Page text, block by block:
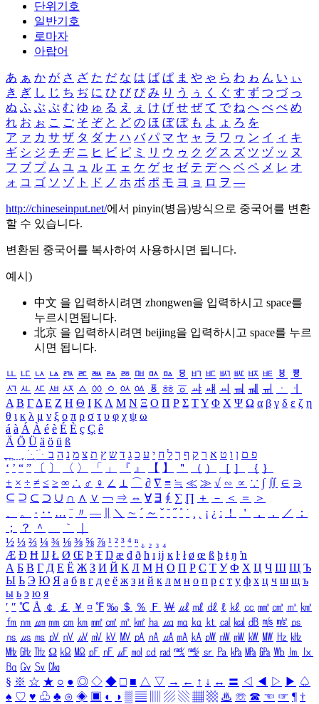
단위기호
일반기호
로마자
아랍어
あ ぁ か が さ ざ た だ な は ば ぱ ま や ゃ ら わ ゎ ん い ぃ
き ぎ し じ ち ぢ に ひ び ぴ み り う ぅ く ぐ す ず つ づ っ
ぬ ふ ぶ ぷ む ゆ ゅ る え ぇ け げ せ ぜ て で ね へ べ ぺ め
れ お ぉ こ ご そ ぞ と ど の ほ ぼ ぽ も よ ょ ろ を
ア ァ カ サ ザ タ ダ ナ ハ バ パ マ ヤ ャ ラ ワ ヮ ン イ ィ キ
ギ シ ジ チ ヂ ニ ヒ ビ ピ ミ リ ウ ゥ ク グ ス ズ ツ ヅ ッ ヌ
フ ブ プ ム ユ ュ ル エ ェ ケ ゲ セ ゼ テ デ ヘ ベ ペ メ レ オ
ォ コ ゴ ソ ゾ ト ド ノ ホ ボ ポ モ ヨ ョ ロ ヲ ―
http://chineseinput.net/에서 pinyin(병음)방식으로 중국어를 변환
할 수 있습니다.
변환된 중국어를 복사하여 사용하시면 됩니다.
예시)
中文 을 입력하시려면 zhongwen을 입력하시고 space를
누르시면됩니다.
北京 을 입력하시려면 beijing을 입력하시고 space를 누르
시면 됩니다.
ㅥ ㅦ ㅧ ㅨ ㅩ ㅪ ㅫ ㅬ ㅭ ㅮ ㅯ ㅰ ㅱ ㅲ ㅳ ㅴ ㅵ ㅶ ㅷ ㅸ
ㅹ
ㅺ ㅻ ㅼ ㅽ ㅾ ㅿ ㆀ ㆁ ㆂ ㆃ ㆄ ㆅ ㆆ ㆇ ㆈ ㆉ ㆊ ㆋ ㆌ ㆍ
ㆎ
Α Β ΓΔ Ε Ζ Η Θ Ι ΚΛ Μ Ν Ξ Ο Π Ρ Σ ΤΥ Φ Χ Ψ Ω α β γ δ ε ζ η
θ ι κ λ μ ν ξ ο π ρ σ τ υ φ χ ψ ω
á à Á À é è É È ç Ç ê
Ä Ö Ü ä ö ü ß
ִֶֹ ֻּ ׁׂ פ ם ן ו ט א ר ק ף ך ל ח י ע כ ג ד ש ץ ת צ מ נ ה ב
‘ ’ “ ” 〔 〕 〈 〉 「 」 『 』 【 】 ＂ （ ） ［ ］ ｛ ｝
± × ÷ ≠ ≤ ≥ ∞ ∴ ♂ ♀ ∠ ⊥ ⌒ ∂ ∇ ≡ ≒ ≪ ≫ √ ∽ ∝ ∵ ∫ ∬ ∈ ∋
⊆ ⊇ ⊂ ⊃ ∪ ∩ ∧ ∨ ￢ ⇒ ⇔ ∀ ∃ ∮ ∑ ∏ ＋ － ＜ ＝
＞
、
。 · ‥ … ¨ 〃 ― ＼ ∼ ´ ～ ˇ ˘ ˝ ˚ ˙ ¸ ¡ ¿ ː ！ ＇ ， ． ／
：
；
？ ＾ ｀
½ ⅓ ⅔ ¼ ¾ ⅛ ⅜ ⅝ ⅞ ¹ ² ³ ⁴ ⁿ ₁ ₂ ₃ ₄
Æ Ð Ħ Ĳ Ł Ø Œ Þ Ŧ Ŋ æ đ ð ħ ı ĳ ĸ ŀ ł ø œ ß þ ŧ ŋ ŉ
А Б В Г Д Е Ё Ж З И Й К Л М Н О П Р С Т У Ф Х Ц Ч Ш Щ Ъ
Ы Ь Э Ю Я а б в г д е ё ж з и й к л м н о п р с т у ф х ц ч ш щ ъ
ы ь э ю я
′ ″ ℃ Å ￠ ￡ ￥ ¤ ℉ ‰ ＄ ％ Ｆ ￦ ㎕ ㎖ ㎗ ℓ ㎘ ㏄ ㎣ ㎤ ㎥ ㎦
㎙ ㎚ ㎛ ㎜ ㎝ ㎞ ㎟ ㎠ ㎡ ㎢ ㏊ ㎍ ㎎ ㎏ ㏏ ㎈ ㎉ ㏈ ㎧ ㎨ ㎰
㎱ ㎲ ㎳ ㎴ ㎵ ㎶ ㎷ ㎸ ㎹ ㎀ ㎁ ㎂ ㎃ ㎄ ㎺ ㎻ ㎽ ㎾ ㎿ ㎐ ㎑
㎒ ㎓ ㎔ Ω ㏀ ㏁ ㎊ ㎋ ㎌ ㏖ ㏅ ㎭ ㎮ ㎯ ㏛ ㎩ ㎪ ㎫ ㎬ ㏝ ㏐
㏓
㏃ ㏉ ㏜ ㏆
§ ※ ☆ ★ ○ ● ◎ ◇ ◆ □ ■ △ ▽ → ← ↑ ↓ ↔ 〓 ◁ ◀ ▷ ▶ ♤
♠ ♡ ♥ ♧ ♣ ⊙ ◈ ▣ ◐ ◑ ▒ ▤ ▨ ▧ ▦ ▩ ♨ ☏ ☎ ☜ ☞ ¶ †